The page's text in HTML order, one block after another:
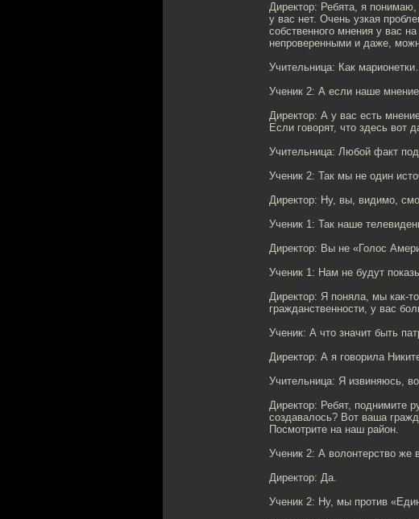
Директор: Ребята, я понимаю,
у вас нет. Очень узкая
собственного мнения у вас
непроверенными и даже,
Учительница: Как
Ученик 2: А если наше
Директор: А у вас есть
Если говорят, что здесь вот
Учительница: Любой факт
Ученик 2: Так мы не один
Директор: Ну, вы, видимо,
Ученик 1: Так наше
Директор: Вы не «Голос
Ученик 1: Нам не будут
Директор: Я поняла, мы как-
гражданственности, у вас
Ученик: А что значит быть
Директор: А я говорила
Учительница: Я извиняюсь,
Директор: Ребят, поднимите
создавалось? Вот ваша
Посмотрите на наш район.
Ученик 2: А волонтерство же
Директор: Да.
Ученик 2: Ну, мы против